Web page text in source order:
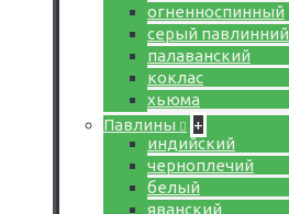
огненноспинный
серый павлинний
палаванский
коклас
хьюма
Павлины
+
индийский
черноплечий
белый
яванский